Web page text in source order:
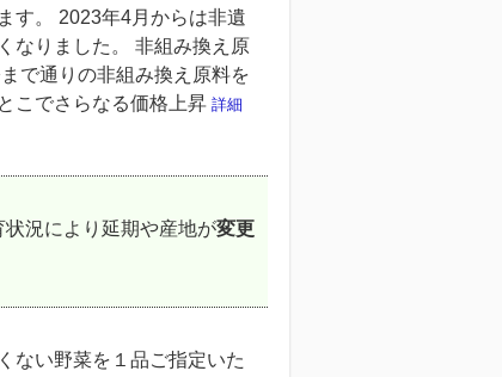
す。 2023年4月からは非遺
なりました。 非組み換え原
で通りの非組み換え原料を
こでさらなる価格上昇 詳細
況により延期や産地が変更
ない野菜を１品ご指定いた